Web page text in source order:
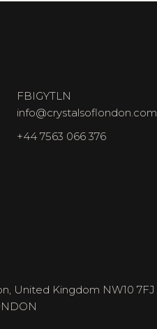
FBIGYTLN
info@crystalsoflondon.com
+44 7563 066 376
United Kingdom NW10 7FJ